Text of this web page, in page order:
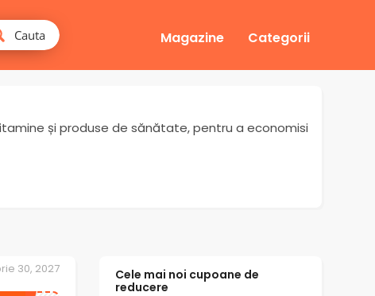
Cauta Magazine Categorii
și produse de sănătate, pentru a economisi
30, 2027
Cele mai noi cupoane de
reducere